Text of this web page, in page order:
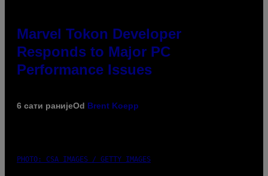
Marvel Tokon Developer
Responds to Major PC
Performance Issues
6 сати ранијеOd Brent Koepp
PHOTO: CSA IMAGES / GETTY IMAGES